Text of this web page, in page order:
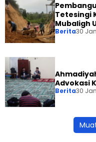
Tetesingi
Mubaligh
Berita30
Advokasi
Berita30